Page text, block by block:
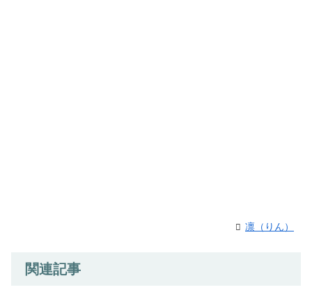
凛（りん）
関連記事